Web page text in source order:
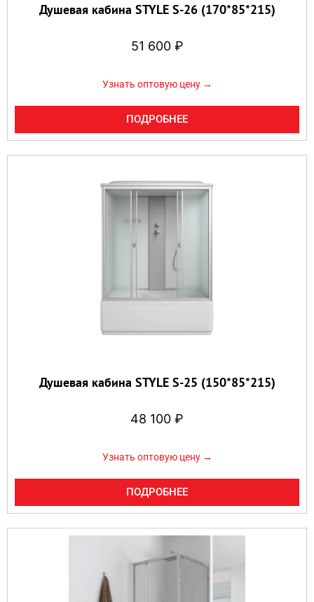
Душевая кабина STYLE S-26 (170*85*215)
51 600 ₽
Узнать оптовую цену →
ПОДРОБНЕЕ
Душевая кабина STYLE S-25 (150*85*215)
48 100 ₽
Узнать оптовую цену →
ПОДРОБНЕЕ